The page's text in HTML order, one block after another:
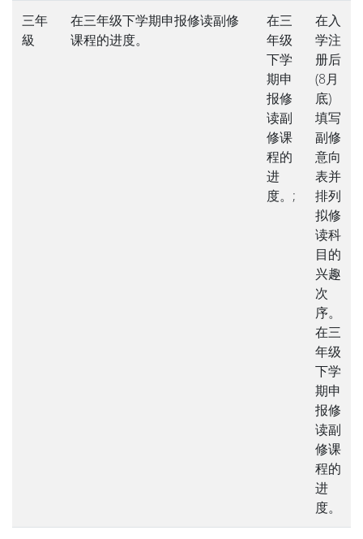
三年
級
在三年级下学期申报修读副修
课程的进度。
在三
年级
下学
期申
报修
读副
修课
程的
进
度。;
在入
学注
册后
(8月
底)
填写
副修
意向
表并
排列
拟修
读科
目的
兴趣
次
序。
在三
年级
下学
期申
报修
读副
修课
程的
进
度。